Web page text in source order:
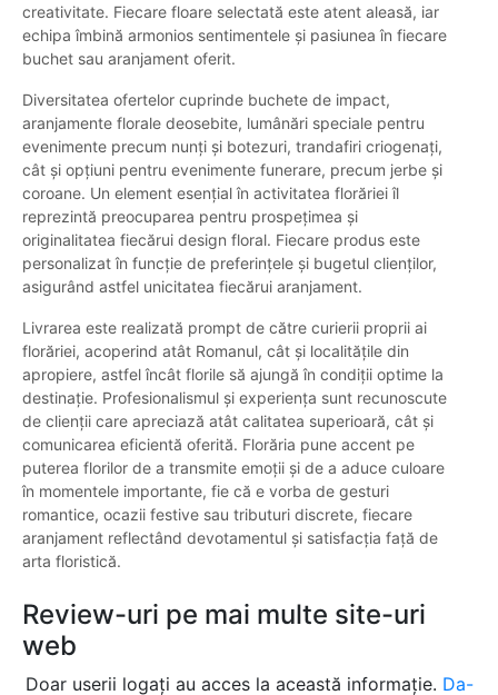
creativitate. Fiecare floare selectată este atent aleasă, iar
echipa îmbină armonios sentimentele și pasiunea în fiecare
buchet sau aranjament oferit.
Diversitatea ofertelor cuprinde buchete de impact,
aranjamente florale deosebite, lumânări speciale pentru
evenimente precum nunți și botezuri, trandafiri criogenați,
cât și opțiuni pentru evenimente funerare, precum jerbe și
coroane. Un element esențial în activitatea florăriei îl
reprezintă preocuparea pentru prospețimea și
originalitatea fiecărui design floral. Fiecare produs este
personalizat în funcție de preferințele și bugetul clienților,
asigurând astfel unicitatea fiecărui aranjament.
Livrarea este realizată prompt de către curierii proprii ai
florăriei, acoperind atât Romanul, cât și localitățile din
apropiere, astfel încât florile să ajungă în condiții optime la
destinație. Profesionalismul și experiența sunt recunoscute
de clienții care apreciază atât calitatea superioară, cât și
comunicarea eficientă oferită. Florăria pune accent pe
puterea florilor de a transmite emoții și de a aduce culoare
în momentele importante, fie că e vorba de gesturi
romantice, ocazii festive sau tributuri discrete, fiecare
aranjament reflectând devotamentul și satisfacția față de
arta floristică.
Review-uri pe mai multe site-uri
web
Doar userii logați au acces la această informație. Da-